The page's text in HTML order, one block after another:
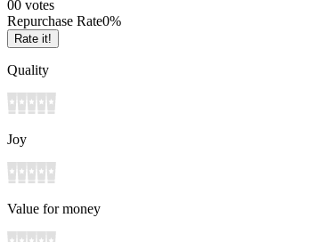
00 votes
Repurchase Rate0%
Rate it!
Quality
Joy
Value for money